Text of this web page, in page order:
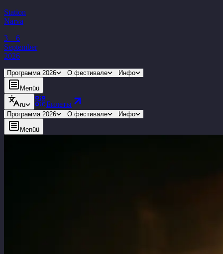
Station
Narva
3—6
September
2026
Программа 2026 О фестивале Инфо
Menüü
ru Билеты
Программа 2026 О фестивале Инфо
Menüü